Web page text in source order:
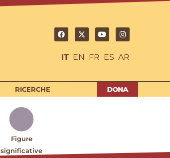
IT EN FR ES AR
RICERCHE
Figure
significative